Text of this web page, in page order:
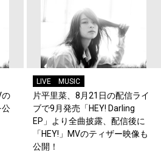
の
公
LIVE MUSIC
片平里菜、8月21日の配信ライ
ブで9月発売「HEY! Darling
EP」より全曲披露、配信後に
「HEY!」MVのティザー映像も
公開！